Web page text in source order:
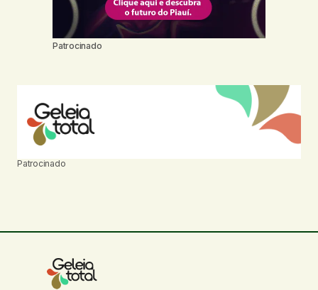
Patrocinado
Patrocinado